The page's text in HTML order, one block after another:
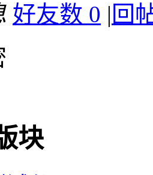
好友数 0 | 回
块